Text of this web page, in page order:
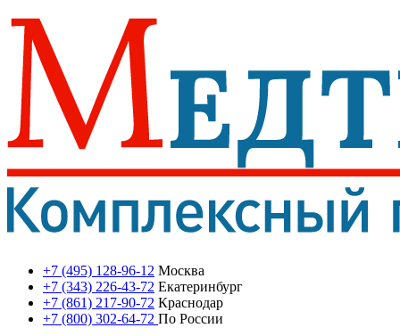
+7 (495) 128-96-12 Москва
+7 (343) 226-43-72 Екатеринбург
+7 (861) 217-90-72 Краснодар
+7 (800) 302-64-72 По России